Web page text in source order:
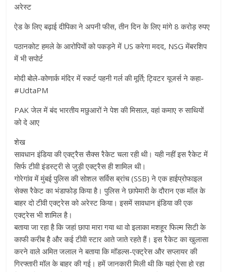
अरेस्ट
ऐड के लिए बढ़ाई दीपिका ने अपनी फीस, तीन दिन के लिए मांगे 8 करोड़ रुपए
पठानकोट हमले के आरोपियों को पकड़ने में US करेगा मदद, NSG मेंबरशिप
में भी सपोर्ट
मोदी बोले-कोणार्क मंदिर में स्कर्ट पहनी गर्ल की मूर्ति; ट्विटर यूजर्स ने कहा-
#UdtaPM
PAK जेल में बंद भारतीय मछुआरों ने पेश की मिसाल, वहां कमाए रु साथियों
को दे आए
शेख
सावधान इंडिया की एक्ट्रैस सैक्स रैकेट चला रही थी। यही नहीं इस रैकेट में
सिर्फ टीवी इंडस्ट्री से जुड़ी एक्ट्रैस ही शामिल थी।
गोरेगांव में मुंबई पुलिस की सोशल सर्विस ब्रांच (SSB) ने एक हाईप्रोफाइल
सेक्स रैकेट का भंडाफोड़ किया है। पुलिस ने छापेमारी के दौरान एक मॉल के
बाहर दो टीवी एक्ट्रेस को अरेस्ट किया। इसमें सावधान इंडिया की एक
एक्ट्रेस भी शामिल है।
बताया जा रहा है कि जहां छापा मारा गया था वो इलाका मशहूर फिल्म सिटी के
काफी करीब है और कई टीवी स्टार आते जाते रहते हैं। इस रैकेट का खुलासा
करने वाले अमित जलाल ने बताया कि मॉडल्स-एक्ट्रेस और सप्लायर की
गिरफ्तारी मॉल के बाहर की गई। हमें जानकारी मिली थी कि यहां ऐसा हो रहा